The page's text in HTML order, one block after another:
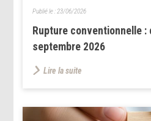
Rupture conventionnelle :
septembre 2026
Publié le : 23/06/2026
Lire la suite